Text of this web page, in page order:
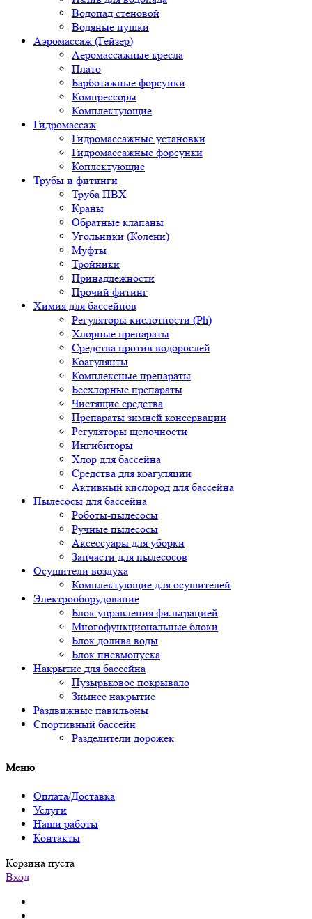
Водопад стеновой
Водяные пушки
Аэромассаж (Гейзер)
Аеромассажные кресла
Плато
Барботажные форсунки
Компрессоры
Комплектующие
Гидромассаж
Гидромассажные установки
Гидромассажные форсунки
Коплектующие
Трубы и фитинги
Труба ПВХ
Краны
Обратные клапаны
Угольники (Колени)
Муфты
Тройники
Принадлежности
Прочий фитинг
Химия для бассейнов
Регуляторы кислотности (Ph)
Хлорные препараты
Средства против водорослей
Коагулянты
Комплексные препараты
Бесхлорные препараты
Чистящие средства
Препараты зимней консервации
Регуляторы щелочности
Ингибиторы
Хлор для бассейна
Средства для коагуляции
Активный кислород для бассейна
Пылесосы для бассейна
Роботы-пылесосы
Ручные пылесосы
Аксессуары для уборки
Запчасти для пылесосов
Осушители воздуха
Комплектующие для осушителей
Электрооборудование
Блок управления фильтрацией
Многофункциональные блоки
Блок долива воды
Блок пневмопуска
Накрытие для бассейна
Пузырьковое покрывало
Зимнее накрытие
Раздвижные павильоны
Спортивный бассейн
Разделители дорожек
Меню
Оплата/Доставка
Услуги
Наши работы
Контакты
Корзина пуста
Вход